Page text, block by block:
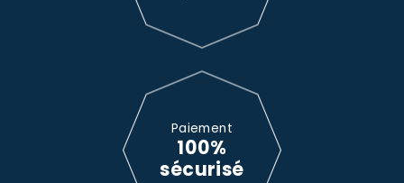
Paiement
100%
sécurisé